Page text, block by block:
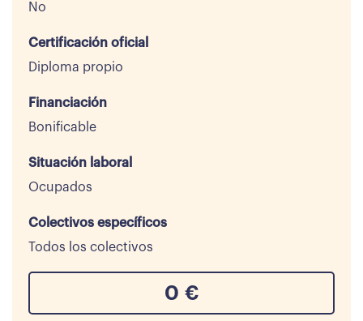
No
Certificación oficial
Diploma propio
Financiación
Bonificable
Situación laboral
Ocupados
Colectivos específicos
Todos los colectivos
0 €